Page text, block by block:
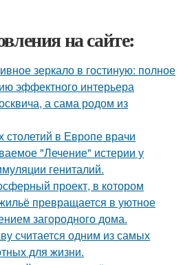
на сайте:
зеркало в гостиную: полное
эффектного интерьера
а сама родом из
столетий в Европе врачи
"Лечение" истерии у
гениталий.
проект, в котором
превращается в уютное
загородного дома.
считается одним из самых
для жизни.